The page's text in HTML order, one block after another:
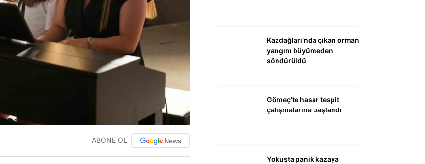
ABONE OL
Kazdağları’nda çıkan orman
yangını büyümeden
söndürüldü
Gömeç’te hasar tespit
çalışmalarına başlandı
Yokuşta panik kazaya